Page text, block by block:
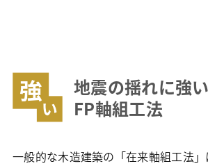
地震の揺れに強い
FP軸組工法
一般的な木造建築の「在来軸組工法